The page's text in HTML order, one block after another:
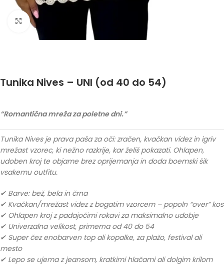
Click to enlarge
Tunika Nives – UNI (od 40 do 54)
“Romantična mreža za poletne dni.”
Tunika Nives je prava paša za oči: zračen, kvačkan videz in igriv
mrežast vzorec, ki nežno razkrije, kar želiš pokazati. Ohlapen,
udoben kroj te objame brez oprijemanja in doda boemski šik
vsakemu outfitu.
✔ Barve: bež, bela in črna
✔ Kvačkan/mrežast videz z bogatim vzorcem – popoln “over” kos
✔ Ohlapen kroj z padajočimi rokavi za maksimalno udobje
✔ Univerzalna velikost, primerna od 40 do 54
✔ Super čez enobarven top ali kopalke, za plažo, festival ali
mesto
✔ Lepo se ujema z jeansom, kratkimi hlačami ali dolgim krilom